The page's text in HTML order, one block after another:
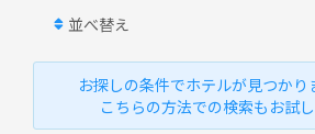
並べ替え
お探しの条件でホテルが見つかり
こちらの方法での検索もお試し